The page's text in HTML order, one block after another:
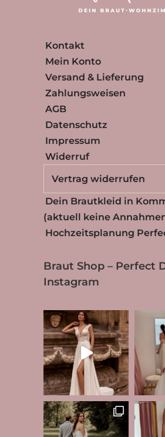
Kontakt
Mein Konto
Versand & Lieferung
Zahlungsweisen
AGB
Datenschutz
Impressum
Widerruf
Vertrag widerrufen
Dein Brautkleid in
(aktuell keine
Hochzeitsplanung
Braut Shop – Perfect
Instagram